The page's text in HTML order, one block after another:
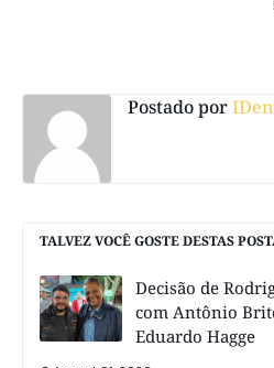
Postado por
TALVEZ VOCÊ GOSTE DESTAS
Decisão de
com Antônio
Eduardo Hagge